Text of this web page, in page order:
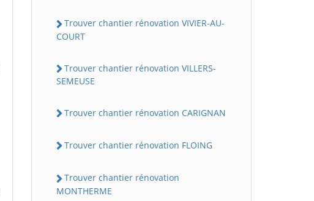
Trouver chantier rénovation VIVIER-AU-
COURT
Trouver chantier rénovation VILLERS-
SEMEUSE
Trouver chantier rénovation CARIGNAN
Trouver chantier rénovation FLOING
Trouver chantier rénovation
MONTHERME